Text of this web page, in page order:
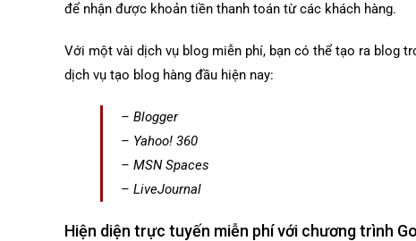
để nhận được khoản tiền thanh toán từ các khách hàng.
Với một vài dịch vụ blog miễn phí, bạn có thể tạo ra blog
dịch vụ tạo blog hàng đầu hiện nay:
– Blogger
– Yahoo! 360
– MSN Spaces
– LiveJournal
Hiện diện trực tuyến miễn phí với chương trình